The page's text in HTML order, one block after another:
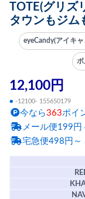
TOTE(グリ
タウンもジ
eyeCandy(アイキ
12,100円
● -12100- 155650179
今なら363ポイ
メール便199円
宅急便498円～